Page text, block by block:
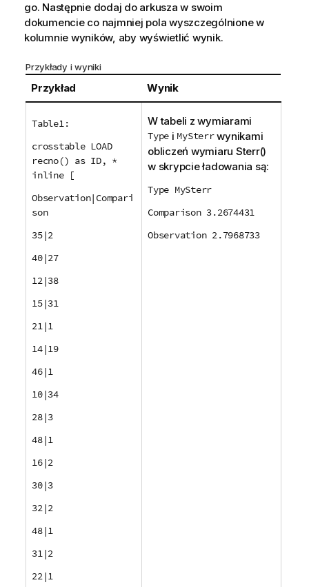
go. Następnie dodaj do arkusza w swoim
dokumencie co najmniej pola wyszczególnione w
kolumnie wyników, aby wyświetlić wynik.
Przykłady i wyniki
Przykład Wynik
Table1:
crosstable LOAD
recno() as ID, *
inline [
Observation|Compari
son
35|2
40|27
12|38
15|31
21|1
14|19
46|1
10|34
28|3
48|1
16|2
30|3
32|2
48|1
31|2
22|1
W tabeli z wymiarami
Type i MySterrwynikami
obliczeń wymiaru Sterr()
w skrypcie ładowania są:
Type MySterr
Comparison 3.2674431
Observation 2.7968733